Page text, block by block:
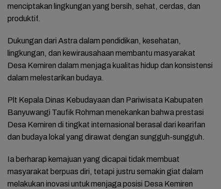
menciptakan lingkungan yang bersih, sehat, cerdas, dan
produktif.
Dukungan dari Astra dalam pendidikan, kesehatan,
lingkungan, dan kewirausahaan membantu masyarakat
Desa Kemiren dalam menjaga kualitas hidup dan konsistensi
dalam melestarikan budaya.
Plt Kepala Dinas Kebudayaan dan Pariwisata Kabupaten
Banyuwangi Taufik Rohman menekankan bahwa prestasi
Desa Kemiren di tingkat internasional berasal dari kearifan
dan budaya lokal yang dirawat dengan sungguh-sungguh.
Ia berharap kemajuan yang dicapai tidak membuat
masyarakat berpuas diri, tetapi justru semakin giat dalam
melakukan inovasi untuk menjaga posisi Desa Kemiren